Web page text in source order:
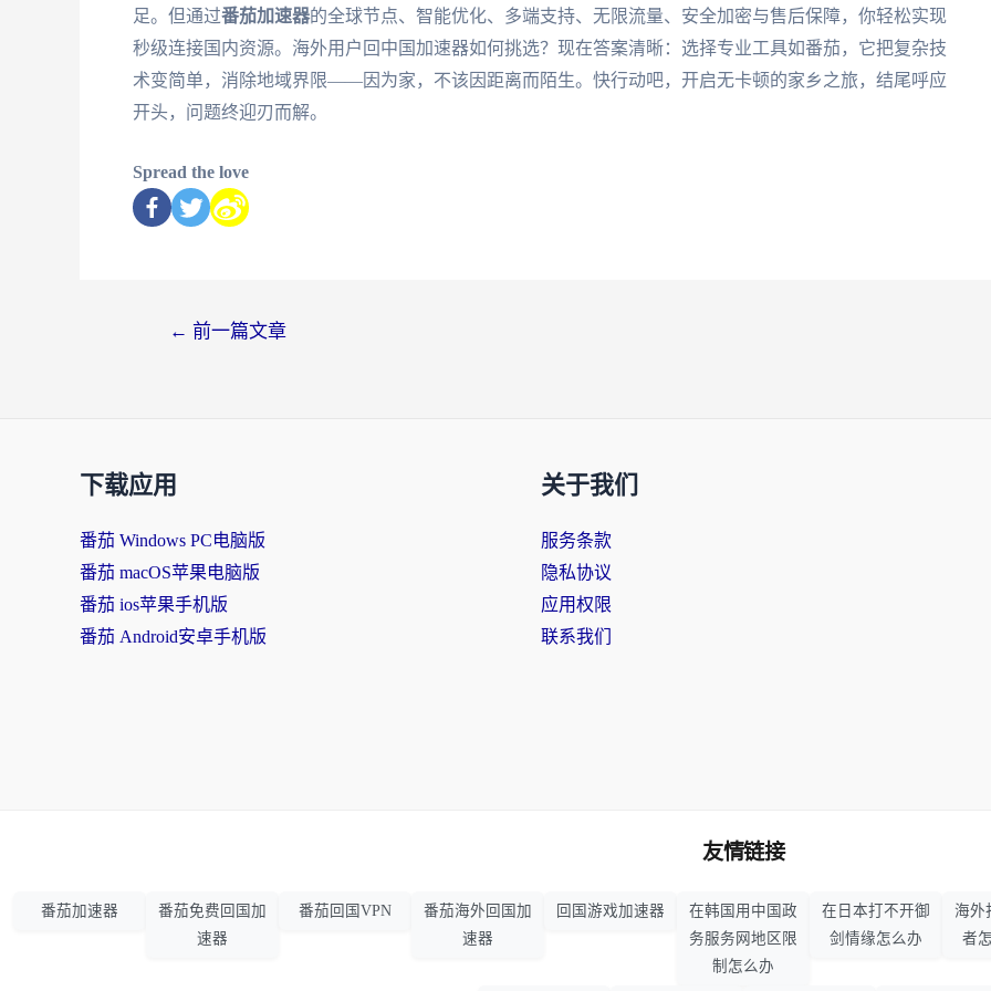
足。但通过番茄加速器的全球节点、智能优化、多端支持、无限流量、安全加密与售后保障，你轻松实现
秒级连接国内资源。海外用户回中国加速器如何挑选？现在答案清晰：选择专业工具如番茄，它把复杂技
术变简单，消除地域界限——因为家，不该因距离而陌生。快行动吧，开启无卡顿的家乡之旅，结尾呼应
开头，问题终迎刃而解。
Spread the love
← 前一篇文章
下载应用
番茄 Windows PC电脑版
番茄 macOS苹果电脑版
番茄 ios苹果手机版
番茄 Android安卓手机版
关于我们
服务条款
隐私协议
应用权限
联系我们
友情链接
番茄加速器
番茄免费回国加
速器
番茄回国VPN
番茄海外回国加
速器
回国游戏加速器
在韩国用中国政
务服务网地区限
制怎么办
在日本打不开御
剑情缘怎么办
海外
者